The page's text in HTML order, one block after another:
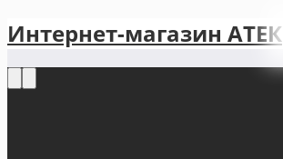
Интернет-магазин АТЕКㅤ